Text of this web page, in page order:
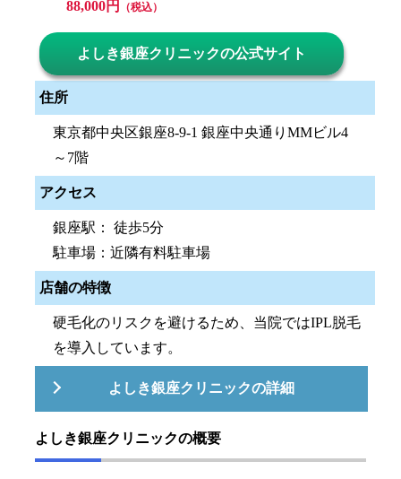
88,000円 （税込）
よしき銀座クリニックの公式サイト
住所
東京都中央区銀座8-9-1 銀座中央通りMMビル4
～7階
アクセス
銀座駅： 徒歩5分
駐車場：近隣有料駐車場
店舗の特徴
硬毛化のリスクを避けるため、当院ではIPL脱毛
を導入しています。
よしき銀座クリニックの詳細
よしき銀座クリニックの概要